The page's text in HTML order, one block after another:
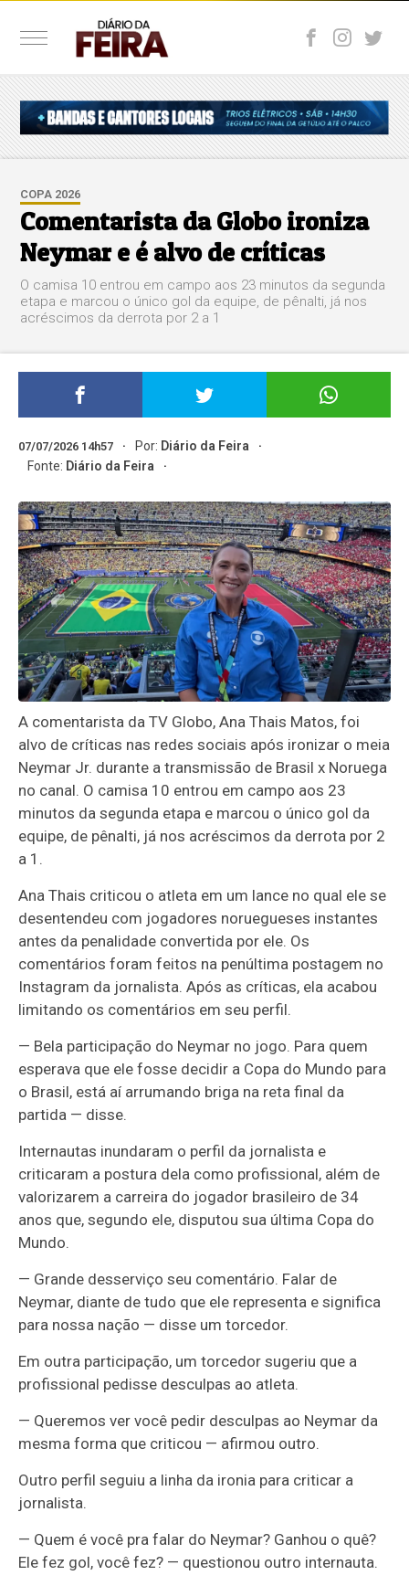
COPA 2026
Comentarista da Globo ironiza
Neymar e é alvo de críticas
O camisa 10 entrou em campo aos 23 minutos da segunda
etapa e marcou o único gol da equipe, de pênalti, já nos
acréscimos da derrota por 2 a 1
07/07/2026 14h57 Por: Diário da Feira
Fonte: Diário da Feira
A comentarista da TV Globo, Ana Thais Matos, foi
alvo de críticas nas redes sociais após ironizar o meia
Neymar Jr. durante a transmissão de Brasil x Noruega
no canal. O camisa 10 entrou em campo aos 23
minutos da segunda etapa e marcou o único gol da
equipe, de pênalti, já nos acréscimos da derrota por 2
a 1.
Ana Thais criticou o atleta em um lance no qual ele se
desentendeu com jogadores noruegueses instantes
antes da penalidade convertida por ele. Os
comentários foram feitos na penúltima postagem no
Instagram da jornalista. Após as críticas, ela acabou
limitando os comentários em seu perfil.
— Bela participação do Neymar no jogo. Para quem
esperava que ele fosse decidir a Copa do Mundo para
o Brasil, está aí arrumando briga na reta final da
partida — disse.
Internautas inundaram o perfil da jornalista e
criticaram a postura dela como profissional, além de
valorizarem a carreira do jogador brasileiro de 34
anos que, segundo ele, disputou sua última Copa do
Mundo.
— Grande desserviço seu comentário. Falar de
Neymar, diante de tudo que ele representa e significa
para nossa nação — disse um torcedor.
Em outra participação, um torcedor sugeriu que a
profissional pedisse desculpas ao atleta.
— Queremos ver você pedir desculpas ao Neymar da
mesma forma que criticou — afirmou outro.
Outro perfil seguiu a linha da ironia para criticar a
jornalista.
— Quem é você pra falar do Neymar? Ganhou o quê?
Ele fez gol, você fez? — questionou outro internauta.